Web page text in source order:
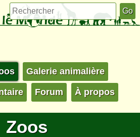
Galerie animalière
Forum À propos
Zoos